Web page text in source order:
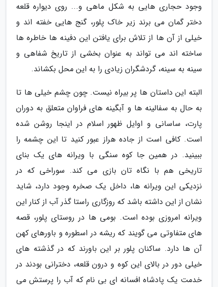
وجود حجاری هایی به شکل ماهی و... روی دیواره قلعه
دختر گمان می برند زیر خاک پلور، گنج هایی خفته اند و
خیلی از آن ها از تلاش برای یافتن این دفینه ها خاطره ها
ساخته اند می تواند به عنوان بخشی از تاریخ شفاهی و
سینه به سینه، گردشگران زیادی را به این محل بکشاند.
البته این داستان ها پر بیراه نیست. چون چشم خیلی ها تا
به حال به سفالینه ها و آبگینه های فراوان متعلق به دوران
پارت، ساسانی و اوایل ظهور اسلام در اینجا روشن شده
است. کافی است از جاده هراز عبور کنید تا این چشمه را
ببینید. در همین جا کوه سنگی با ویرانه های یک بنای
تاریخی هم با نگاه تان بازی می کند. سوراخی که در
نزدیکی این ویرانه ها، داخل یک صخره وجود دارد، شاید
نشان از این داشته باشد که روزگاری راستا گذر آب از کنار این
ویرانه امروزی بوده است. بومی ها در روستای پلور، قصه
های متفاوتی می گویند که ریشه در اسطوره و باورهای کهن
آن ها دارد. ساکنان پلور بر این باورند که در گذشته های
خیلی دور در بالای این کوه و درون قلعه، دخترانی بودند در
خدمت یک پادشاه افسانه ای بی نام که آب را پرستش می